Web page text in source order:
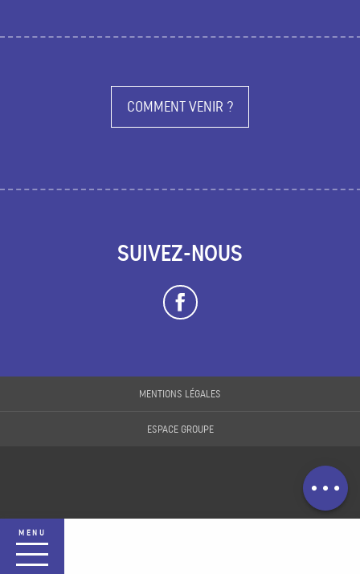
MENU
email
COMMENT VENIR ?
SUIVEZ-NOUS
MENTIONS LÉGALES
ESPACE GROUPE